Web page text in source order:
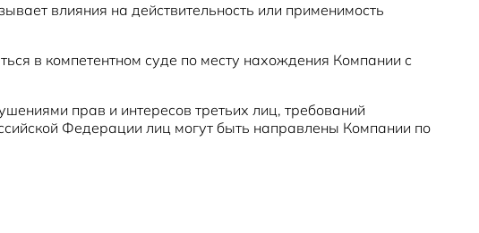
влияния на действительность или применимость
в компетентном суде по месту нахождения Компании с
прав и интересов третьих лиц, требований
Федерации лиц могут быть направлены Компании по